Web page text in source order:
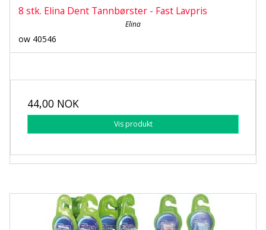
8 stk. Elina Dent Tannbørster - Fast Lavpris
Elina
ow 40546
44,00 NOK
Vis produkt